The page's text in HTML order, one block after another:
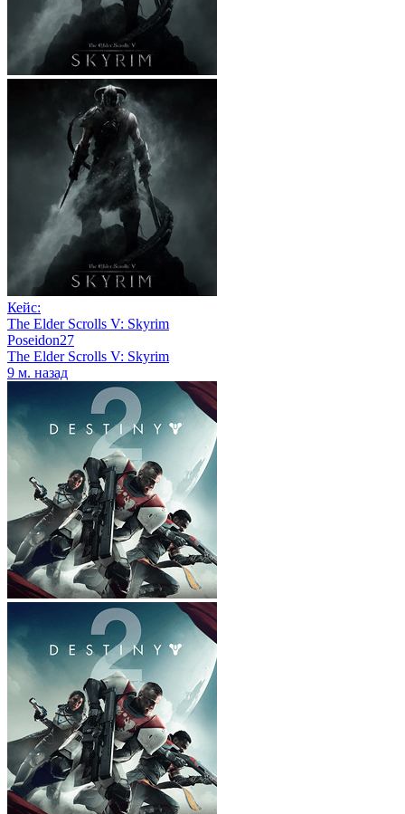
Кейс:
The Elder Scrolls V: Skyrim
Poseidon27
The Elder Scrolls V: Skyrim
9 м. назад